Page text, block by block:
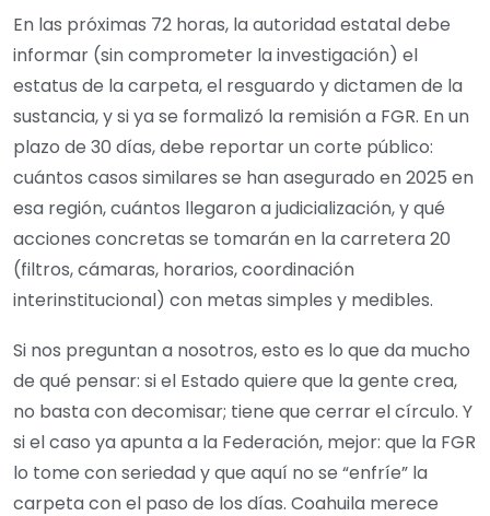
En las próximas 72 horas, la autoridad estatal debe
informar (sin comprometer la investigación) el
estatus de la carpeta, el resguardo y dictamen de la
sustancia, y si ya se formalizó la remisión a FGR. En un
plazo de 30 días, debe reportar un corte público:
cuántos casos similares se han asegurado en 2025 en
esa región, cuántos llegaron a judicialización, y qué
acciones concretas se tomarán en la carretera 20
(filtros, cámaras, horarios, coordinación
interinstitucional) con metas simples y medibles.
Si nos preguntan a nosotros, esto es lo que da mucho
de qué pensar: si el Estado quiere que la gente crea,
no basta con decomisar; tiene que cerrar el círculo. Y
si el caso ya apunta a la Federación, mejor: que la FGR
lo tome con seriedad y que aquí no se “enfríe” la
carpeta con el paso de los días. Coahuila merece